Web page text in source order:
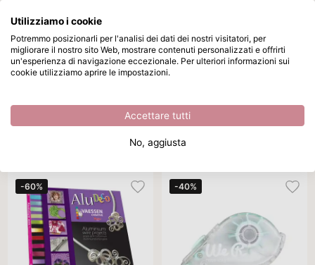
Passa al contenuto principale
Disponibile da magazzino
Outlet
Home / Stanza per hobby / Outlet
Outlet
Marca Colore Ordina per Per pagina
-60% -40%
Utilizziamo i cookie
Potremmo posizionarli per l'analisi dei dati dei nostri visitatori, per
migliorare il nostro sito Web, mostrare contenuti personalizzati e offrirti
un'esperienza di navigazione eccezionale. Per ulteriori informazioni sui
cookie utilizziamo aprire le impostazioni.
Accettare tutti
No, aggiusta